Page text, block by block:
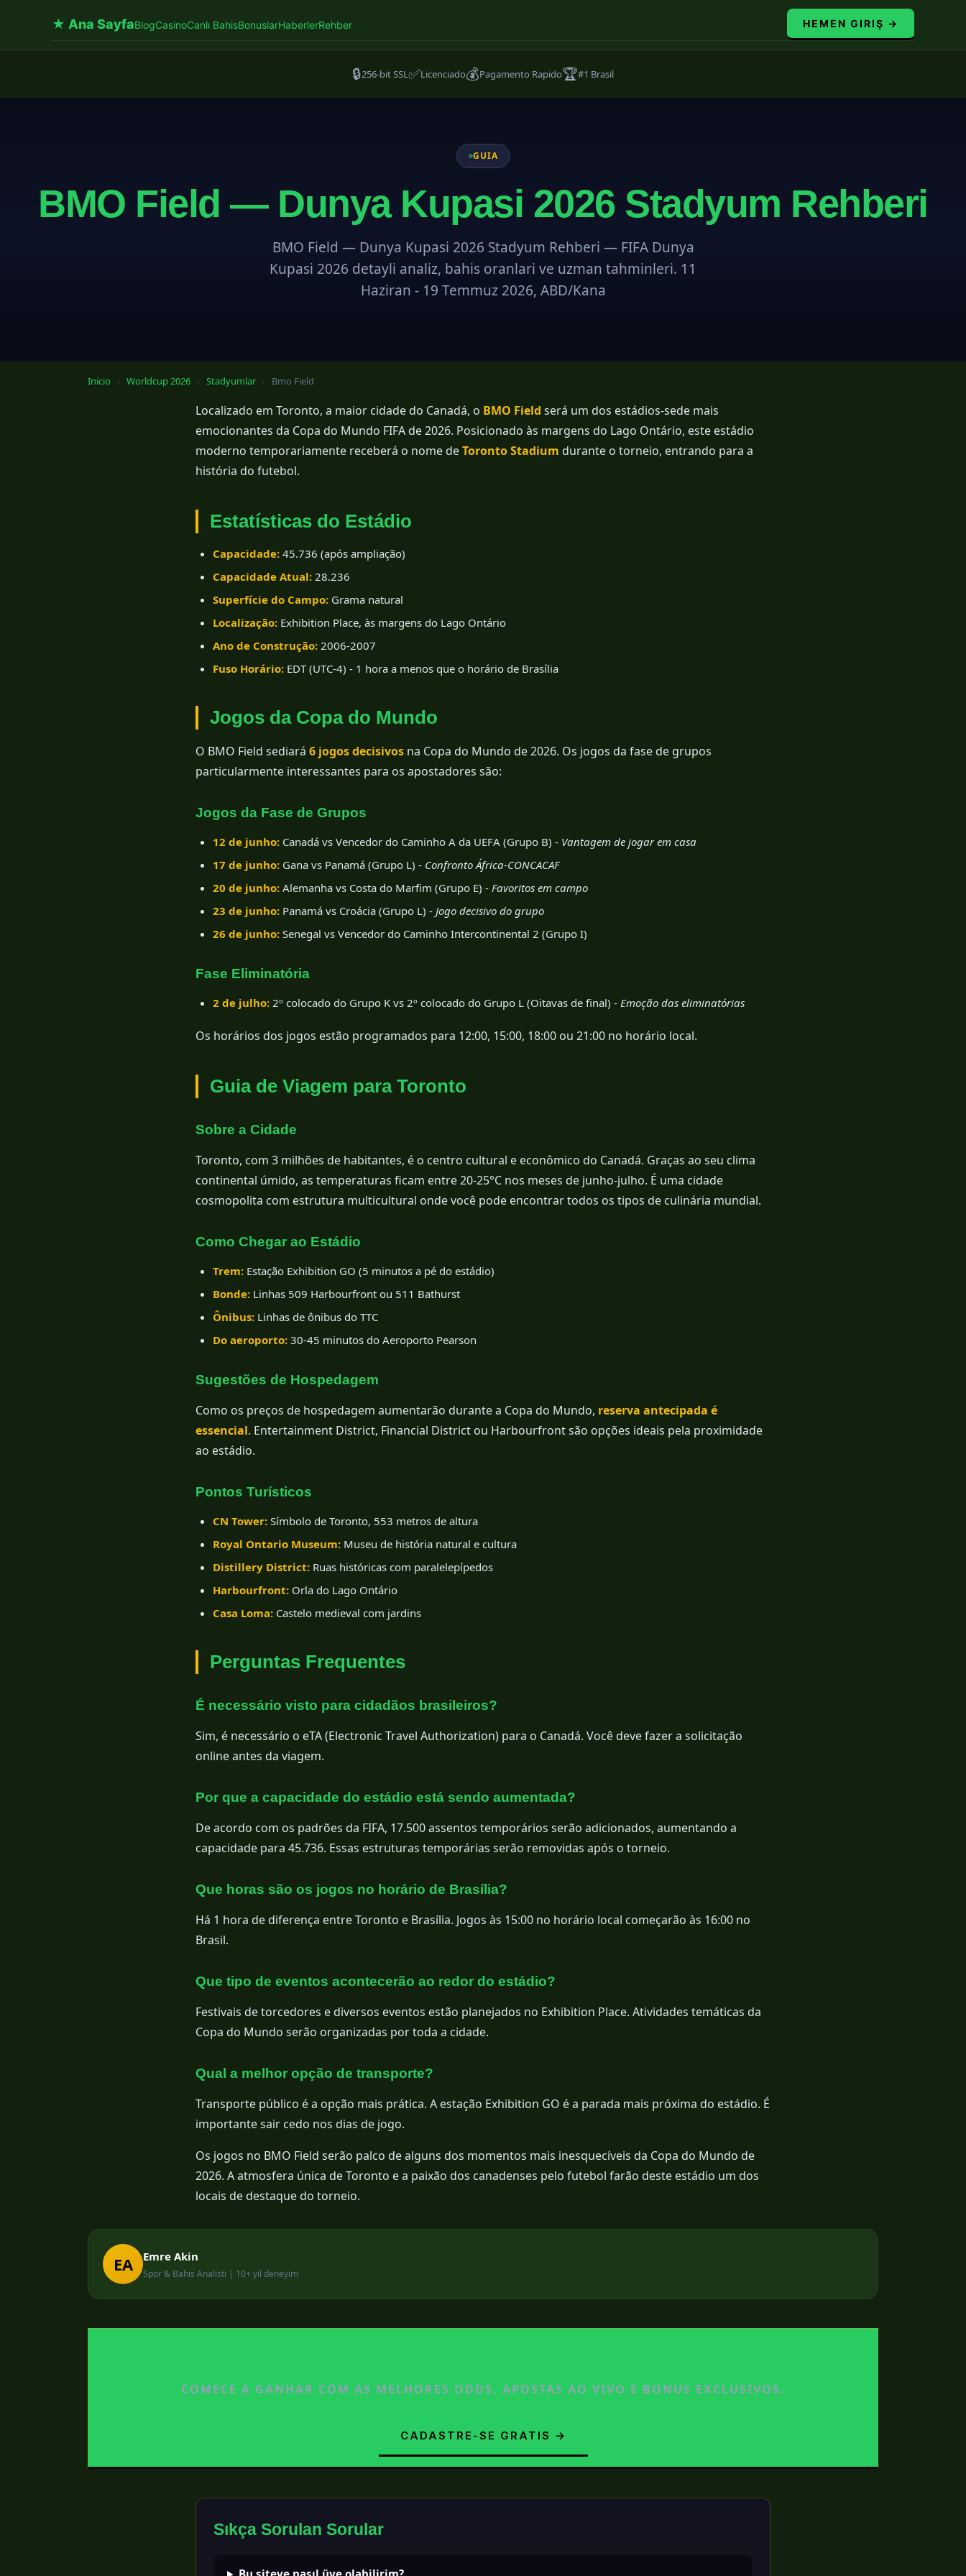
★ Ana SayfaBlogCasinoCanlı BahisBonuslarHaberlerRehber HEMEN GIRIŞ →
🔒256-bit SSL✅Licenciado💰Pagamento Rapido🏆#1 Brasil
GUIA
BMO Field — Dunya Kupasi 2026 Stadyum Rehberi
BMO Field — Dunya Kupasi 2026 Stadyum Rehberi — FIFA Dunya
Kupasi 2026 detayli analiz, bahis oranlari ve uzman tahminleri. 11
Haziran - 19 Temmuz 2026, ABD/Kana
Inicio › Worldcup 2026 › Stadyumlar › Bmo Field
Localizado em Toronto, a maior cidade do Canadá, o BMO Field será um dos estádios-sede mais
emocionantes da Copa do Mundo FIFA de 2026. Posicionado às margens do Lago Ontário, este estádio
moderno temporariamente receberá o nome deToronto Stadium durante o torneio, entrando para a
história do futebol.
Estatísticas do Estádio
Capacidade: 45.736 (após ampliação)
Capacidade Atual: 28.236
Superfície do Campo: Grama natural
Localização: Exhibition Place, às margens do Lago Ontário
Ano de Construção: 2006-2007
Fuso Horário: EDT (UTC-4) - 1 hora a menos que o horário de Brasília
Jogos da Copa do Mundo
O BMO Field sediará 6 jogos decisivos na Copa do Mundo de 2026. Os jogos da fase de grupos
particularmente interessantes para os apostadores são:
Jogos da Fase de Grupos
12 de junho: Canadá vs Vencedor do Caminho A da UEFA (Grupo B) - Vantagem de jogar em casa
17 de junho: Gana vs Panamá (Grupo L) - Confronto África-CONCACAF
20 de junho: Alemanha vs Costa do Marfim (Grupo E) - Favoritos em campo
23 de junho: Panamá vs Croácia (Grupo L) - Jogo decisivo do grupo
26 de junho: Senegal vs Vencedor do Caminho Intercontinental 2 (Grupo I)
Fase Eliminatória
2 de julho: 2º colocado do Grupo K vs 2º colocado do Grupo L (Oitavas de final) - Emoção das eliminatórias
Os horários dos jogos estão programados para 12:00, 15:00, 18:00 ou 21:00 no horário local.
Guia de Viagem para Toronto
Sobre a Cidade
Toronto, com 3 milhões de habitantes, é o centro cultural e econômico do Canadá. Graças ao seu clima
continental úmido, as temperaturas ficam entre 20-25°C nos meses de junho-julho. É uma cidade
cosmopolita com estrutura multicultural onde você pode encontrar todos os tipos de culinária mundial.
Como Chegar ao Estádio
Trem: Estação Exhibition GO (5 minutos a pé do estádio)
Bonde: Linhas 509 Harbourfront ou 511 Bathurst
Ônibus: Linhas de ônibus do TTC
Do aeroporto: 30-45 minutos do Aeroporto Pearson
Sugestões de Hospedagem
Como os preços de hospedagem aumentarão durante a Copa do Mundo, reserva antecipada é
essencial. Entertainment District, Financial District ou Harbourfront são opções ideais pela proximidade
ao estádio.
Pontos Turísticos
CN Tower: Símbolo de Toronto, 553 metros de altura
Royal Ontario Museum: Museu de história natural e cultura
Distillery District: Ruas históricas com paralelepípedos
Harbourfront: Orla do Lago Ontário
Casa Loma: Castelo medieval com jardins
Perguntas Frequentes
É necessário visto para cidadãos brasileiros?
Sim, é necessário o eTA (Electronic Travel Authorization) para o Canadá. Você deve fazer a solicitação
online antes da viagem.
Por que a capacidade do estádio está sendo aumentada?
De acordo com os padrões da FIFA, 17.500 assentos temporários serão adicionados, aumentando a
capacidade para 45.736. Essas estruturas temporárias serão removidas após o torneio.
Que horas são os jogos no horário de Brasília?
Há 1 hora de diferença entre Toronto e Brasília. Jogos às 15:00 no horário local começarão às 16:00 no
Brasil.
Que tipo de eventos acontecerão ao redor do estádio?
Festivais de torcedores e diversos eventos estão planejados no Exhibition Place. Atividades temáticas da
Copa do Mundo serão organizadas por toda a cidade.
Qual a melhor opção de transporte?
Transporte público é a opção mais prática. A estação Exhibition GO é a parada mais próxima do estádio. É
importante sair cedo nos dias de jogo.
Os jogos no BMO Field serão palco de alguns dos momentos mais inesquecíveis da Copa do Mundo de
2026. A atmosfera única de Toronto e a paixão dos canadenses pelo futebol farão deste estádio um dos
locais de destaque do torneio.
EA Emre Akin
Spor & Bahis Analisti | 10+ yil deneyim
COMECE A GANHAR COM AS MELHORES ODDS, APOSTAS AO VIVO E BONUS EXCLUSIVOS.
CADASTRE-SE GRATIS →
Sıkça Sorulan Sorular